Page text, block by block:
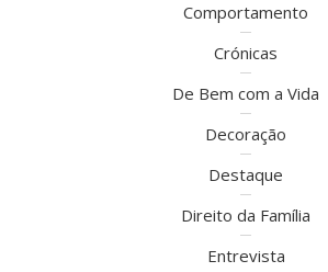
Comportamento
Crónicas
De Bem com a Vida
Decoração
Destaque
Direito da Família
Entrevista